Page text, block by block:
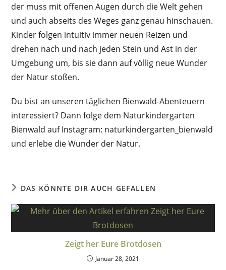
der muss mit offenen Augen durch die Welt gehen
und auch abseits des Weges ganz genau hinschauen.
Kinder folgen intuitiv immer neuen Reizen und
drehen nach und nach jeden Stein und Ast in der
Umgebung um, bis sie dann auf völlig neue Wunder
der Natur stoßen.
Du bist an unseren täglichen Bienwald-Abenteuern
interessiert? Dann folge dem Naturkindergarten
Bienwald auf Instagram: naturkindergarten_bienwald
und erlebe die Wunder der Natur.
DAS KÖNNTE DIR AUCH GEFALLEN
Zeigt her Eure Brotdosen
Januar 28, 2021